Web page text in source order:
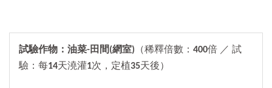
試驗作物：油菜-田間(網室) （稀釋倍數： 400倍 ／ 試
驗：每14天澆灌1次，定植35天後）